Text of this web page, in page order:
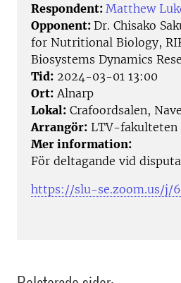
Respondent: Matthew
Opponent: Dr. Chisako
for Nutritional Biology,
Biosystems Dynamics
Tid: 2024-03-01 13:00
Ort: Alnarp
Lokal: Crafoordsalen,
Arrangör: LTV-fakulteten
Mer information:
För deltagande vid
https://slu-se.zoom.us/j/